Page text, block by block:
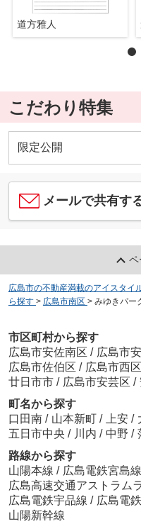
道方雅人
こだわり特集
限定公開
メールで共有す
ペ
広島市の不動産満載のアイスタイ
ら探す > 広島市南区 > みゆきパー
市区町村から探す
広島市安佐南区 / 広島市
広島市佐伯区 / 広島市西区
廿日市市 / 広島市安芸区 /
町名から探す
口田南 / 山本新町 / 上安 /
五日市中央 / 川内 / 中野 /
路線から探す
山陽本線 / 広島電鉄宮島線
広島高速交通アストラム
広島電鉄宇品線 / 広島電
山陽新幹線